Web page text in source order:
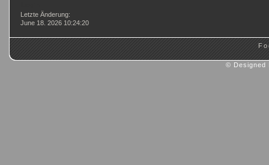
Letzte Änderung:
June 18. 2026 10:24:20
© Designed